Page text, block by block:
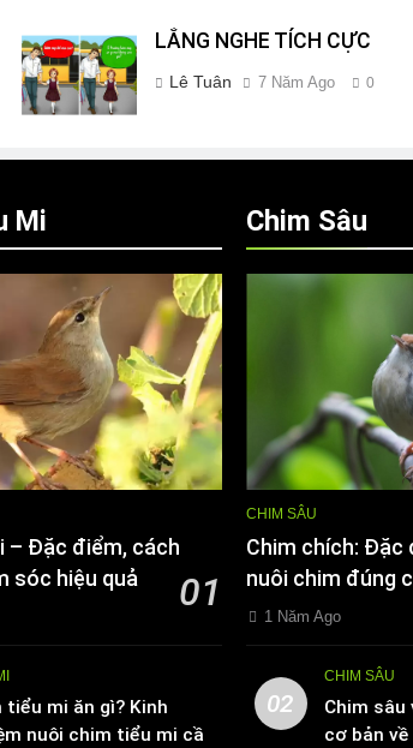
LẮNG NGHE TÍCH CỰC
Lê Tuân 7 Năm Ago 0
Mi
– Đặc điểm, cách
sóc hiệu quả
01
tiểu mi ăn gì? Kinh
nuôi chim tiểu mi cần
Chim Sâu
CHIM SÂU
Chim chích: Đặc
nuôi chim đúng
1 Năm Ago
02
CHIM SÂU
Chim
cơ bản